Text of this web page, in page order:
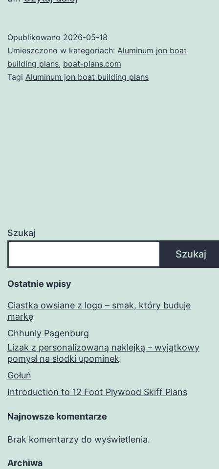
Jon
Boat
Building
Opublikowano 2026-05-18
Umieszczono w kategoriach: Aluminum jon boat
building plans, boat-plans.com
Tagi Aluminum jon boat building plans
Szukaj
Szukaj
Ostatnie wpisy
Ciastka owsiane z logo – smak, który buduje
markę
Chhunly Pagenburg
Lizak z personalizowaną naklejką – wyjątkowy
pomysł na słodki upominek
Gołuń
Introduction to 12 Foot Plywood Skiff Plans
Najnowsze komentarze
Brak komentarzy do wyświetlenia.
Archiwa